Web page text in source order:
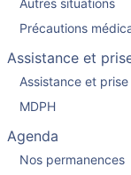
Précautions
Assistance et
Assistance et
MDPH
Agenda
Nos permanences